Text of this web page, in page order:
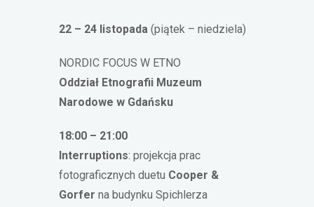
22 – 24 listopada (piątek – niedziela)
NORDIC FOCUS W ETNO
Oddział Etnografii Muzeum
Narodowe w Gdańsku
18:00 – 21:00
Interruptions: projekcja prac
fotograficznych duetu Cooper &
Gorfer na budynku Spichlerza